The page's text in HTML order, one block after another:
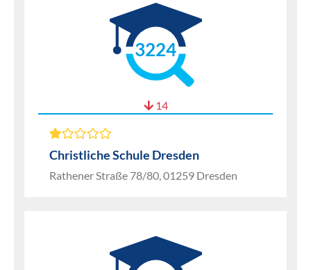
3224
14
Christliche Schule Dresden
Rathener Straße 78/80, 01259 Dresden